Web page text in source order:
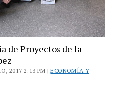
de Proyectos de la
2017 2:13 PM |ECONOMÍA Y